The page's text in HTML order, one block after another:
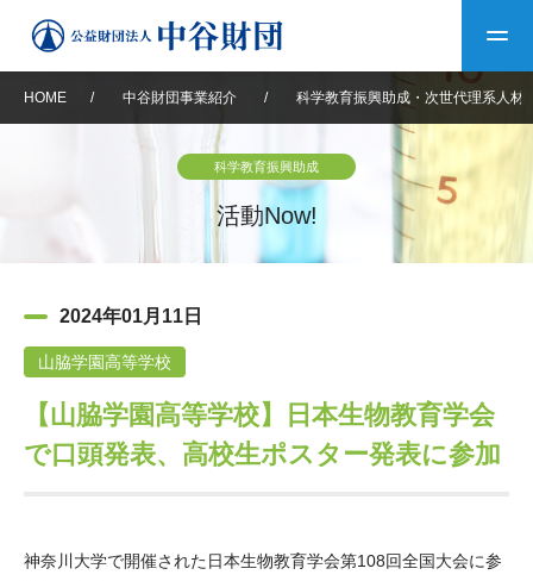
中谷財団について
設立趣意書
沿革 40年史デジタルブック
中谷財団40年史
役員・評議員 公開情報
中谷財団事業紹介
神戸賞 長期大型研究助成
大学院生奨学金
国際学生交流プログラ
中谷財団動画紹介
その他情報
HOME / 中谷財団事業紹介 / 科学教育振興助成・次世代理系人材
科学教育振興助成
活動Now!
2024年01月11日
山脇学園高等学校
【山脇学園高等学校】日本生物教育学会
で口頭発表、高校生ポスター発表に参加
神奈川大学で開催された日本生物教育学会第108回全国大会に参